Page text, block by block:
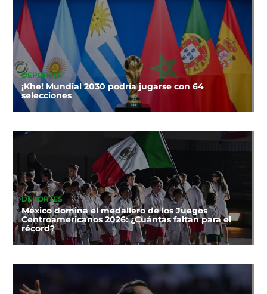
DEPORTES
¡Khe! Mundial 2030 podría jugarse con 64
selecciones
DEPORTES
México domina el medallero de los Juegos
Centroamericanos 2026: ¿Cuántas faltan para el
récord?